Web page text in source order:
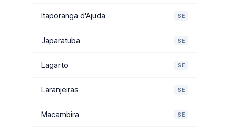
Itaporanga d'Ajuda SE
Japaratuba SE
Lagarto SE
Laranjeiras SE
Macambira SE